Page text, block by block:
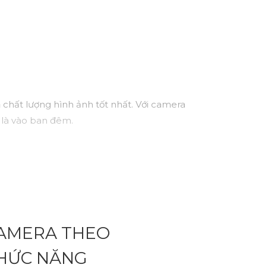
lượng hình ảnh tốt nhất. Với camera
vào ban đêm.
THEO
NĂNG